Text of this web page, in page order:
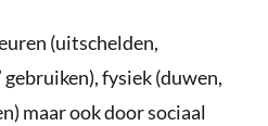
(uitschelden,
gebruiken), fysiek (duwen,
maar ook door sociaal